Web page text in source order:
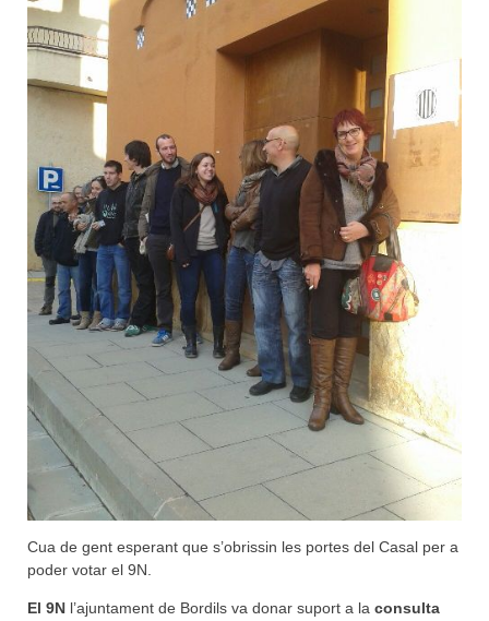
Cua de gent esperant que s’obrissin les portes del Casal per a
poder votar el 9N.
El 9N l’ajuntament de Bordils va donar suport a la consulta